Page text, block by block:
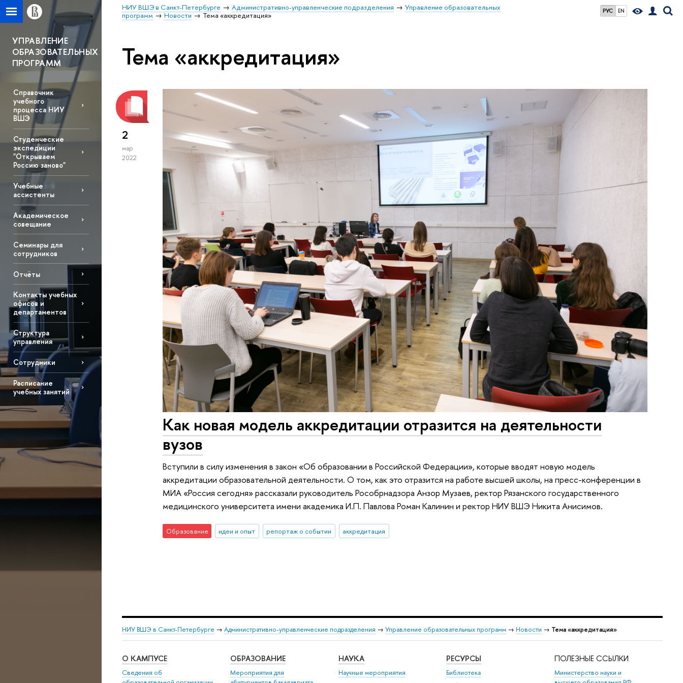
РУС EN
НИУ ВШЭ в Санкт-Петербурге Административно-управленческие подразделения
Управление образовательных
программ
Новости Тема «аккредитация»
УПРАВЛЕНИЕ
ОБРАЗОВАТЕЛЬНЫХ
ПРОГРАММ
Справочник
учебного
процесса НИУ
ВШЭ
Студенческие
экспедиции
"Открываем
Россию заново"
Учебные
ассистенты
Академическое
совещание
Семинары для
сотрудников
Отчёты
Контакты учебных
офисов и
департаментов
Структура
управления
Сотрудники
Расписание
учебных занятий
Тема «аккредитация»
2
мар
2022
Как новая модель аккредитации отразится на деятельности
вузов
Вступили в силу изменения в закон «Об образовании в Российской Федерации», которые вводят новую модель
аккредитации образовательной деятельности. О том, как это отразится на работе высшей школы, на пресс-конференции в
МИА «Россия сегодня» рассказали руководитель Рособрнадзора Анзор Музаев, ректор Рязанского государственного
медицинского университета имени академика И.П. Павлова Роман Калинин и ректор НИУ ВШЭ Никита Анисимов.
Образование идеи и опыт репортаж о событии аккредитация
НИУ ВШЭ в Санкт-Петербурге → Административно-управленческие подразделения → Управление образовательных программ → Новости → Тема «аккредитация»
О КАМПУСЕ
Сведения об
ОБРАЗОВАНИЕ
Мероприятия для
НАУКА
Научные мероприятия
РЕСУРСЫ
Библиотека
ПОЛЕЗНЫЕ ССЫЛКИ
Министерство науки и